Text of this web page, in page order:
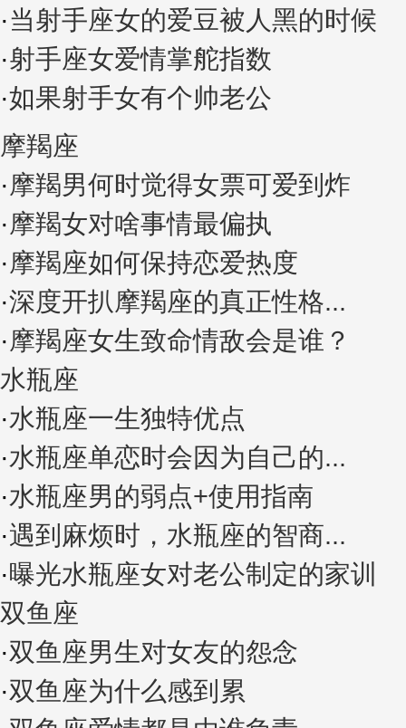
·当射手座女的爱豆被人黑的时候
·射手座女爱情掌舵指数
·如果射手女有个帅老公
摩羯座
·摩羯男何时觉得女票可爱到炸
·摩羯女对啥事情最偏执
·摩羯座如何保持恋爱热度
·深度开扒摩羯座的真正性格...
·摩羯座女生致命情敌会是谁？
水瓶座
·水瓶座一生独特优点
·水瓶座单恋时会因为自己的...
·水瓶座男的弱点+使用指南
·遇到麻烦时，水瓶座的智商...
·曝光水瓶座女对老公制定的家训
双鱼座
·双鱼座男生对女友的怨念
·双鱼座为什么感到累